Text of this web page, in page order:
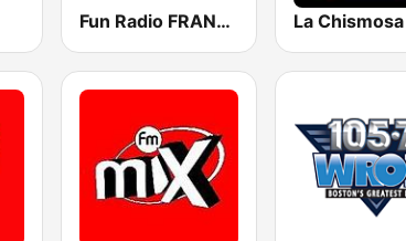
Fun Radio FRANCE